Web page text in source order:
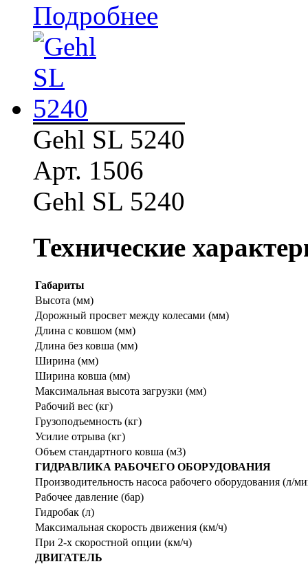
Подробнее
Gehl SL 5240
Арт. 1506
Gehl SL 5240
Технические
Габариты
Высота (мм)
Дорожный просвет между колесами (мм)
Длина с ковшом (мм)
Длина без ковша (мм)
Ширина (мм)
Ширина ковша (мм)
Максимальная высота загрузки (мм)
Рабочий вес (кг)
Грузоподъемность (кг)
Усилие отрыва (кг)
Объем стандартного ковша (м3)
ГИДРАВЛИКА РАБОЧЕГО ОБОРУДОВАНИЯ
Производительность насоса рабочего оборудования (л/
Рабочее давление (бар)
Гидробак (л)
Максимальная скорость движения (км/ч)
При 2-х скоростной опции (км/ч)
ДВИГАТЕЛЬ